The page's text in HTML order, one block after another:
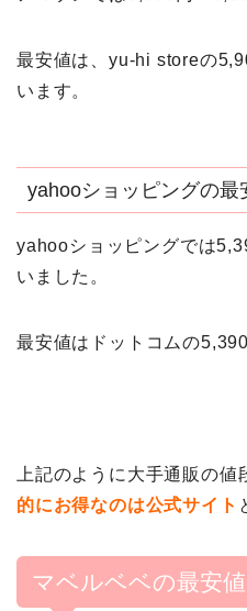
最安値は、yu-hi storeの
います。
yahooショッピングの最
yahooショッピングでは
いました。
最安値はドットコムの
上記のように大手通販の値
的にお得なのは公式サイト
マベルベベの最安